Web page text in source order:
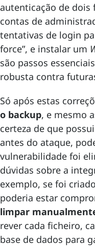
autenticação de dois
contas de
tentativas de login
force”, e instalar um
são passos
robusta contra
Só após estas
o backup, e mesmo
certeza de que
antes do ataque,
vulnerabilidade foi
dúvidas sobre a
exemplo, se foi
poderia estar
limpar
rever cada ficheiro,
base de dados para